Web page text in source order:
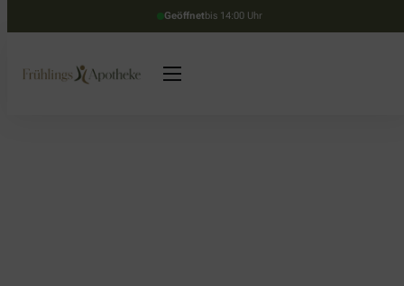
Geöffnetbis 14:00 Uhr